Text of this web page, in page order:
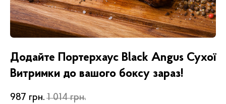
Додайте Портерхаус Black Angus Сухої
Витримки до вашого боксу зараз!
987 грн. 1 014 грн.